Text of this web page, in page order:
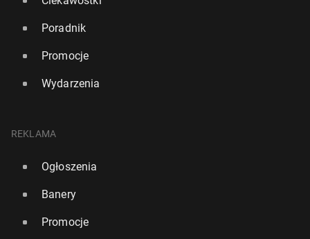
Poradnik
Promocje
Wydarzenia
REKLAMA
Ogłoszenia
Banery
Promocje